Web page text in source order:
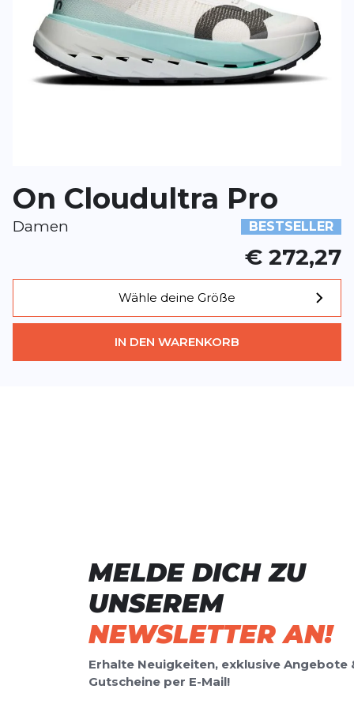
Rezension
Rezension
Dieses Formular ist durch reCAPTCHA geschützt – es gelten die
On Cloudultra Pro
Damen BESTSELLER
€ 272,27
Wähle deine Größe
IN DEN WARENKORB
MELDE DICH ZU
UNSEREM
NEWSLETTER AN!
Erhalte Neuigkeiten, exklusive Angebote
Gutscheine per E-Mail!